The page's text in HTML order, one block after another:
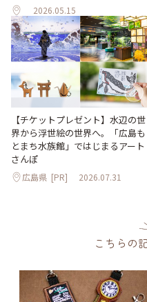
2026.05.15
【チケットプレゼント】水辺の世
界から浮世絵の世界へ。「広島も
とまち水族館」ではじまるアート
さんぽ
広島県 [PR] 2026.07.31
こちらの